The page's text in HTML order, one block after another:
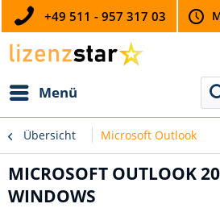
+49 511 - 957 317 03
Menü
Übersicht Microsoft Outlook
MICROSOFT OUTLOOK
WINDOWS